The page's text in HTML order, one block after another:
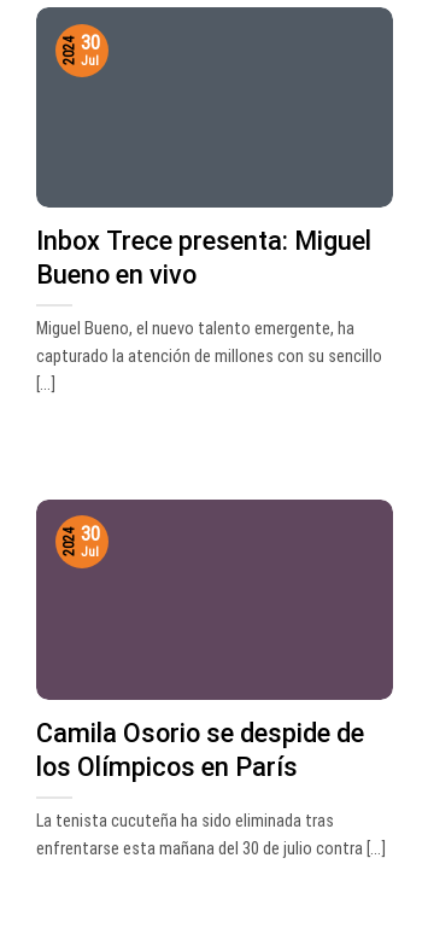
Inbox Trece presenta: Miguel
Bueno en vivo
Miguel Bueno, el nuevo talento emergente, ha
capturado la atención de millones con su sencillo
[...]
30
Jul
2024
Camila Osorio se despide de
los Olímpicos en París
La tenista cucuteña ha sido eliminada tras
enfrentarse esta mañana del 30 de julio contra [...]
30
Jul
2024